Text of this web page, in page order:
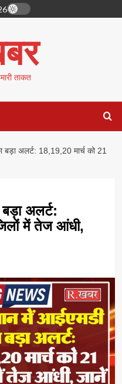
ताकत
बड़ा अलर्ट: 18,19,20 मार्च को 21
अलर्ट:
में तेज आंधी,